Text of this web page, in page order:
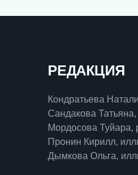
РЕДАКЦИЯ
Кондратьева
Сандакова Татьяна,
Мордосова Туйара,
Пронин Кирилл,
Дымкова Ольга,